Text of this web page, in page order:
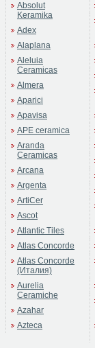
Absolut
Keramika
Adex
Alaplana
Aleluia
Ceramicas
Almera
Aparici
Apavisa
APE ceramica
Aranda
Ceramicas
Arcana
Argenta
ArtiCer
Ascot
Atlantic Tiles
Atlas Concorde
Atlas Concorde
(Италия)
Aurelia
Ceramiche
Azahar
Azteca